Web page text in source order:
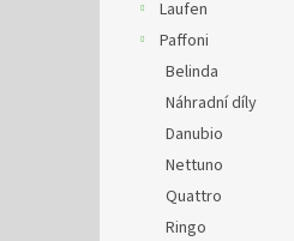
Laufen
Paffoni
Belinda
Náhradní díly
Danubio
Nettuno
Quattro
Ringo